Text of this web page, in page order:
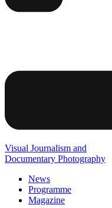
Visual Journalism and
Documentary Photography
News
Programme
Magazine